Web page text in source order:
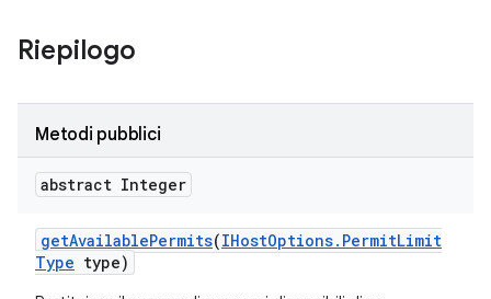
Riepilogo
Metodi pubblici
abstract Integer
getAvailablePermits(IHostOptions. PermitLimit
Type type)